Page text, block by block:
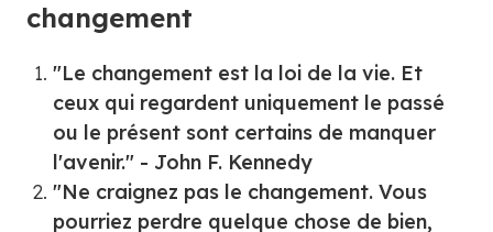
changement
"Le changement est la loi de la vie. Et
ceux qui regardent uniquement le passé
ou le présent sont certains de manquer
l'avenir." - John F. Kennedy
"Ne craignez pas le changement. Vous
pourriez perdre quelque chose de bien,